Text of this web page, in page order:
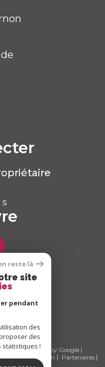
powered by Google |
légales Admin
Partenaires
Cookies
reste là
site
pendant
des
des
!